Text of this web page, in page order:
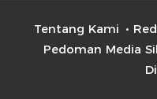
Tentang Kami
Pedoman Media